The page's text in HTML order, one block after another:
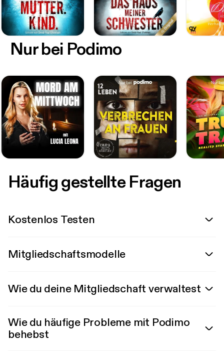
Nur bei Podimo
Häufig gestellte Fragen
Kostenlos Testen
Mitgliedschaftsmodelle
Wie du deine Mitgliedschaft verwaltest
Wie du häufige Probleme mit Podimo
behebst